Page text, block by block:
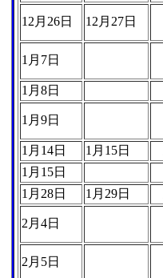
12月26日 12月27日
1月7日
1月8日
1月9日
1月14日
1月15日
1月15日
1月28日
1月29日
2月4日
2月5日